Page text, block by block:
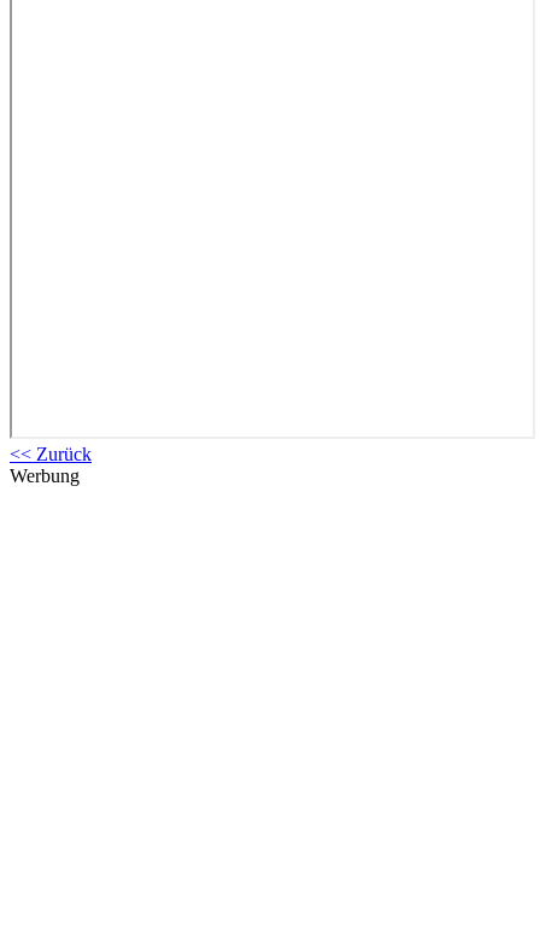
<< Zurück
Werbung